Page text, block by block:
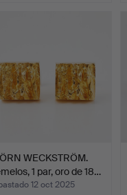
WECKSTRÖM.
1 par, oro de 18…
12 oct 2025